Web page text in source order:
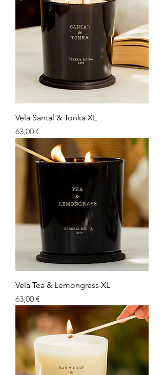
Vela Santal & Tonka XL
Precio
63,00 €
Vela Tea & Lemongrass XL
Precio
63,00 €